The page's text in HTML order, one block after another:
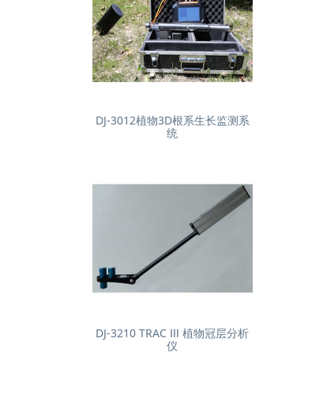
DJ-3012植物3D根系生长监测系
统
DJ-3210 TRAC Ⅲ 植物冠层分析
仪